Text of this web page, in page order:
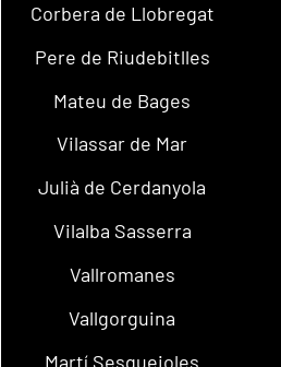
Corbera de Llobregat
Pere de Riudebitlles
Mateu de Bages
Vilassar de Mar
Julià de Cerdanyola
Vilalba Sasserra
Vallromanes
Vallgorguina
Martí Sesgueioles